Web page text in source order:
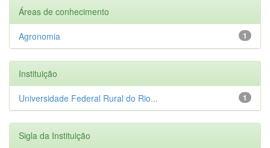
Áreas de conhecimento
1
Agronomia
Instituição
1
Universidade Federal Rural do Rio...
Sigla da Instituição